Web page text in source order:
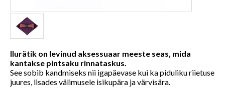
Ilurätik on levinud aksessuaar meeste seas, mida
kantakse pintsaku rinnataskus.
See sobib kandmiseks nii igapäevase kui ka piduliku riietuse
juures, lisades välimusele isikupära ja värvisära.